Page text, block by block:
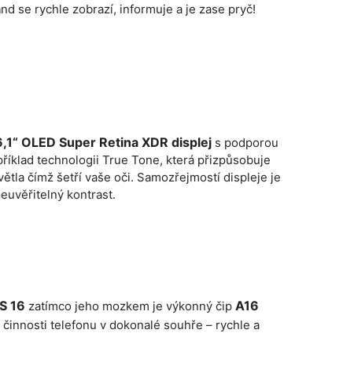
se rychle zobrazí, informuje a je zase pryč!
OLED Super Retina XDR displej s podporou
technologii True Tone, která přizpůsobuje
čímž šetří vaše oči. Samozřejmostí displeje je
kontrast.
16 zatímco jeho mozkem je výkonný čip A16
telefonu v dokonalé souhře – rychle a